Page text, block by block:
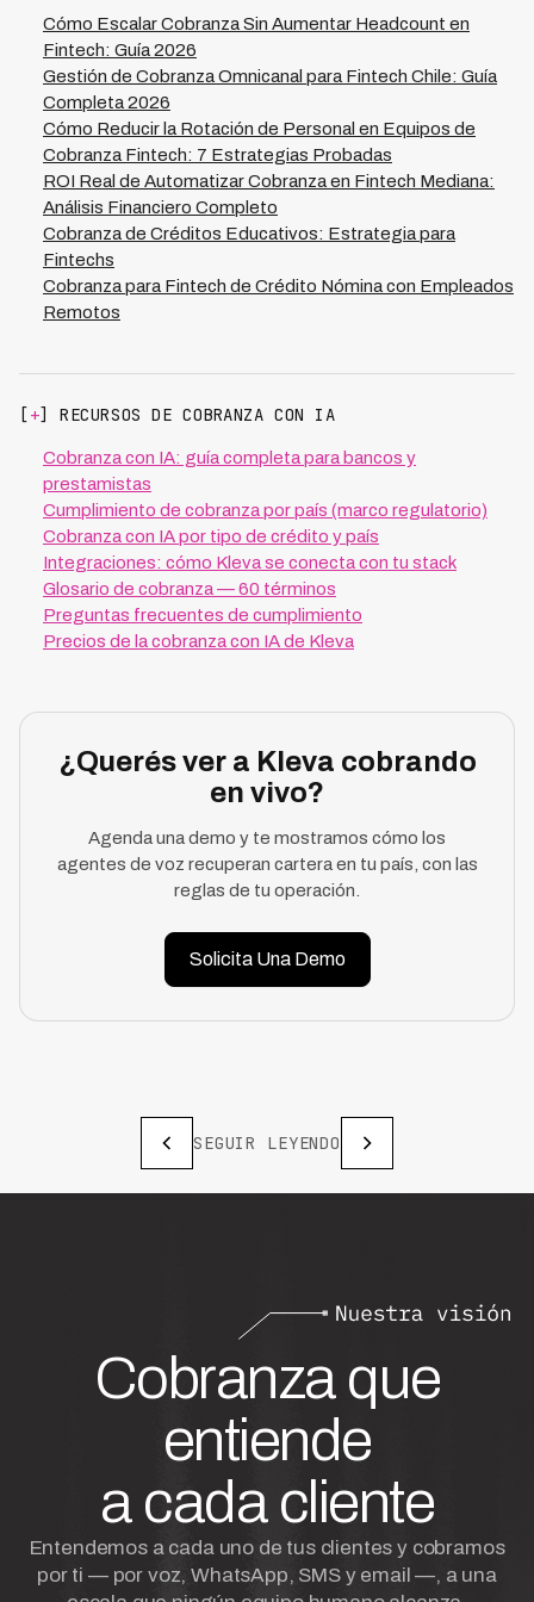
Kleva demuestra que con tecnología adecuada,
financieras en Latinoamérica logran 70% menos costo
operativo mientras mantienen una tasa de recuperación
del 73%, haciendo viable escalar modelos B2B2C con
márgenes saludables y permitiéndote atender nuevos
segmentos de mercado sin riesgo adicional.
Cómo Escalar Cobranza Sin Aumentar Headcount en
Fintech: Guía 2026
Gestión de Cobranza Omnicanal para Fintech Chile: Guía
Completa 2026
Cómo Reducir la Rotación de Personal en Equipos de
Cobranza Fintech: 7 Estrategias Probadas
ROI Real de Automatizar Cobranza en Fintech Mediana:
Análisis Financiero Completo
Cobranza de Créditos Educativos: Estrategia para
Fintechs
Cobranza para Fintech de Crédito Nómina con Empleados
Remotos
[+] RECURSOS DE COBRANZA CON IA
Cobranza con IA: guía completa para bancos y
prestamistas
Cumplimiento de cobranza por país (marco regulatorio)
Cobranza con IA por tipo de crédito y país
Integraciones: cómo Kleva se conecta con tu stack
Glosario de cobranza — 60 términos
Preguntas frecuentes de cumplimiento
Precios de la cobranza con IA de Kleva
¿Querés ver a Kleva cobrando
en vivo?
Agenda una demo y te mostramos cómo los
agentes de voz recuperan cartera en tu país, con las
reglas de tu operación.
Solicita Una Demo
SEGUIR LEYENDO
Cobranza que
entiende
a cada cliente
Entendemos a cada uno de tus clientes y cobramos
por ti — por voz, WhatsApp, SMS y email —, a una